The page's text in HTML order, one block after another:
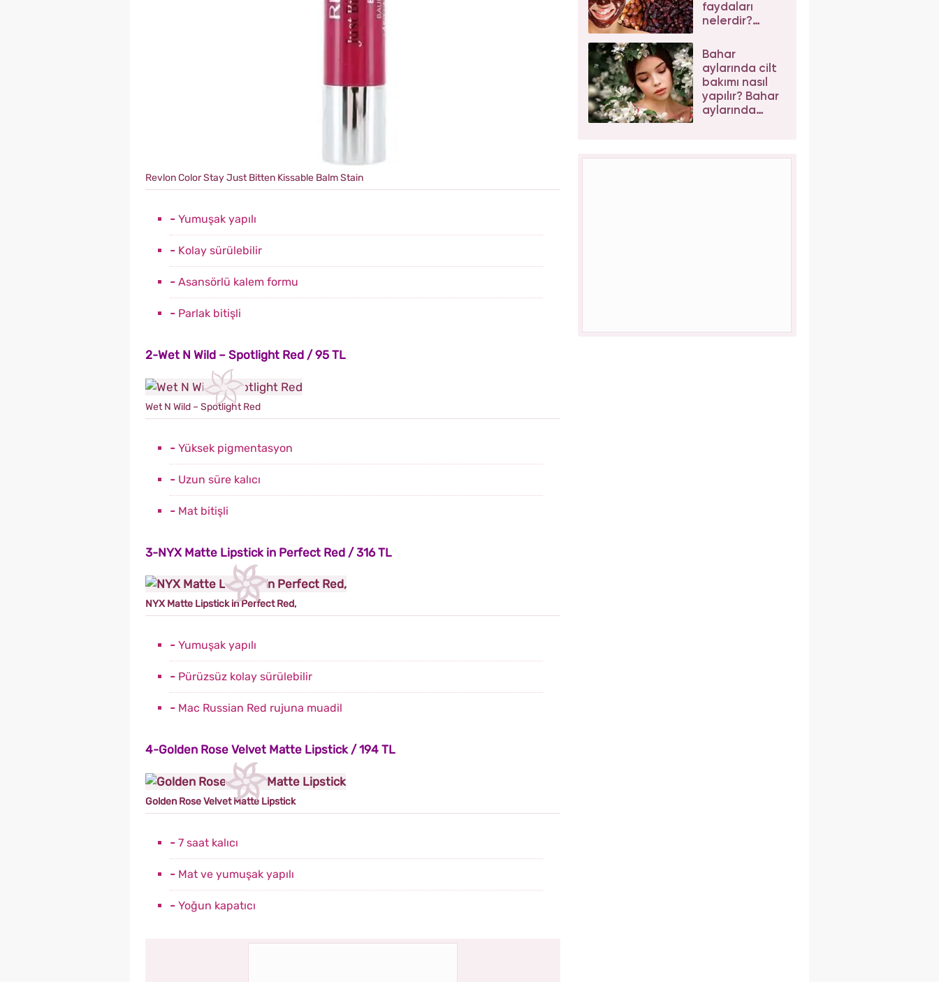
Revlon Color Stay Just Bitten Kissable Balm Stain
- Yumuşak yapılı
- Kolay sürülebilir
- Asansörlü kalem formu
- Parlak bitişli
2-Wet N Wild – Spotlight Red / 95 TL
Wet N Wild – Spotlight Red
- Yüksek pigmentasyon
- Uzun süre kalıcı
- Mat bitişli
3-NYX Matte Lipstick in Perfect Red / 316 TL
NYX Matte Lipstick in Perfect Red,
- Yumuşak yapılı
- Pürüzsüz kolay sürülebilir
- Mac Russian Red rujuna muadil
4-Golden Rose Velvet Matte Lipstick / 194 TL
Golden Rose Velvet Matte Lipstick
- 7 saat kalıcı
- Mat ve yumuşak yapılı
- Yoğun kapatıcı
faydaları
nelerdir?
maskesi evde
nasıl yapılır?
Bahar
aylarında cilt
bakımı nasıl
yapılır? Bahar
aylarında